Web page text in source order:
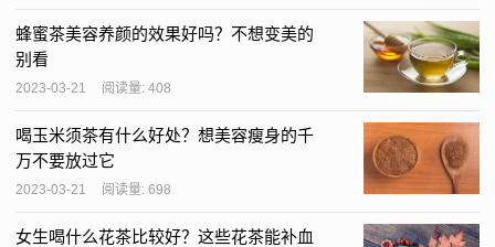
蜂蜜茶美容养颜的效果好吗？不想变美的
别看
2023-03-21 阅读量: 408
喝玉米须茶有什么好处？想美容瘦身的千
万不要放过它
2023-03-21 阅读量: 698
女生喝什么花茶比较好？这些花茶能补血